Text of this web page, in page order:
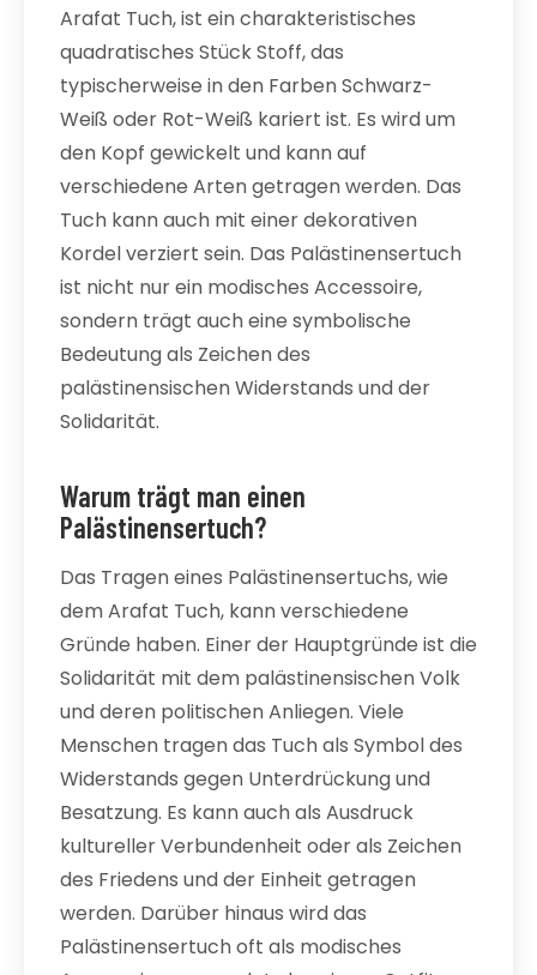
Arafat Tuch, ist ein charakteristisches
quadratisches Stück Stoff, das
typischerweise in den Farben Schwarz-
Weiß oder Rot-Weiß kariert ist. Es wird um
den Kopf gewickelt und kann auf
verschiedene Arten getragen werden. Das
Tuch kann auch mit einer dekorativen
Kordel verziert sein. Das Palästinensertuch
ist nicht nur ein modisches Accessoire,
sondern trägt auch eine symbolische
Bedeutung als Zeichen des
palästinensischen Widerstands und der
Solidarität.
Warum trägt man einen
Palästinensertuch?
Das Tragen eines Palästinensertuchs, wie
dem Arafat Tuch, kann verschiedene
Gründe haben. Einer der Hauptgründe ist die
Solidarität mit dem palästinensischen Volk
und deren politischen Anliegen. Viele
Menschen tragen das Tuch als Symbol des
Widerstands gegen Unterdrückung und
Besatzung. Es kann auch als Ausdruck
kultureller Verbundenheit oder als Zeichen
des Friedens und der Einheit getragen
werden. Darüber hinaus wird das
Palästinensertuch oft als modisches